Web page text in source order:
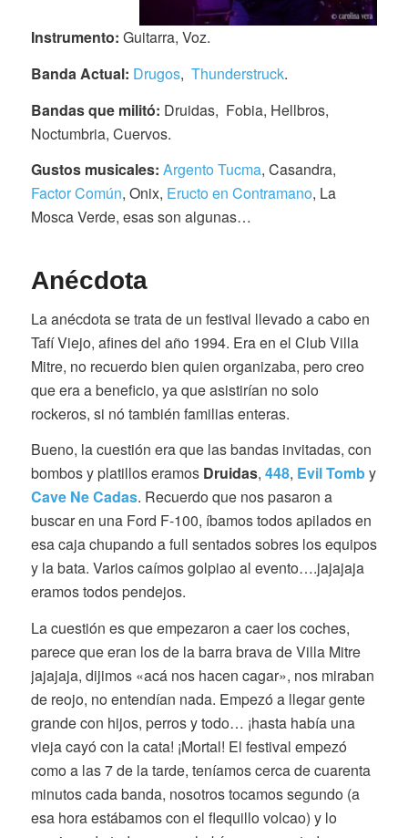
Instrumento: Guitarra, Voz.
Banda Actual: Drugos, Thunderstruck.
Bandas que militó: Druidas, Fobia, Hellbros,
Noctumbria, Cuervos.
Gustos musicales: Argento Tucma, Casandra,
Factor Común, Onix, Eructo en Contramano, La
Mosca Verde, esas son algunas…
Anécdota
La anécdota se trata de un festival llevado a cabo en
Tafí Viejo, afines del año 1994. Era en el Club Villa
Mitre, no recuerdo bien quien organizaba, pero creo
que era a beneficio, ya que asistirían no solo
rockeros, si nó también familias enteras.
Bueno, la cuestión era que las bandas invitadas, con
bombos y platillos eramos Druidas, 448, Evil Tomby
Cave Ne Cadas. Recuerdo que nos pasaron a
buscar en una Ford F-100, íbamos todos apilados en
esa caja chupando a full sentados sobres los equipos
y la bata. Varios caímos golpiao al evento….jajajaja
eramos todos pendejos.
La cuestión es que empezaron a caer los coches,
parece que eran los de la barra brava de Villa Mitre
jajajaja, dijimos «acá nos hacen cagar», nos miraban
de reojo, no entendían nada. Empezó a llegar gente
grande con hijos, perros y todo… ¡hasta había una
vieja cayó con la cata! ¡Mortal! El festival empezó
como a las 7 de la tarde, teníamos cerca de cuarenta
minutos cada banda, nosotros tocamos segundo (a
esa hora estábamos con el flequillo volcao) y lo